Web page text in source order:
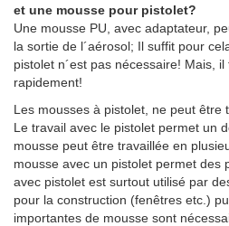
et une mousse pour pistolet?
Une mousse PU, avec adaptateur,
la sortie de l´aérosol; Il suffit pour
pistolet n´est pas nécessaire! Mais,
rapidement!
Les mousses à pistolet, ne peut être
Le travail avec le pistolet permet un
mousse peut être travaillée en
mousse avec un pistolet permet des
avec pistolet est surtout utilisé par
pour la construction (fenêtres etc.)
importantes de mousse sont